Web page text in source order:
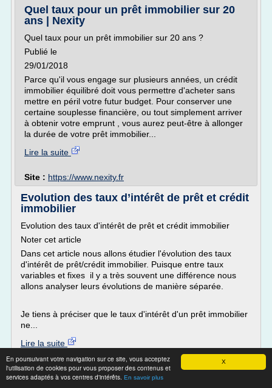
X
En poursuivant votre navigation sur ce site, vous acceptez
l'utilisation de cookies pour vous proposer des contenus et
services adaptés à vos centres d'intérêts. En savoir plus
Quel taux pour un prêt immobilier sur 20
ans | Nexity
Quel taux pour un prêt immobilier sur 20 ans ?
Publié le
29/01/2018
Parce qu'il vous engage sur plusieurs années, un crédit
immobilier équilibré doit vous permettre d'acheter sans
mettre en péril votre futur budget. Pour conserver une
certaine souplesse financière, ou tout simplement arriver
à obtenir votre emprunt , vous aurez peut-être à allonger
la durée de votre prêt immobilier...
Lire la suite
Site : https://www.nexity.fr
Evolution des taux d’intérêt de prêt et crédit
immobilier
Evolution des taux d'intérêt de prêt et crédit immobilier
Noter cet article
Dans cet article nous allons étudier l'évolution des taux
d'intérêt de prêt/crédit immobilier. Puisque entre taux
variables et fixes il y a très souvent une différence nous
allons analyser leurs évolutions de manière séparée.
Je tiens à préciser que le taux d'intérêt d'un prêt immobilier
ne...
Lire la suite
Site :https://www.tradebourse.fr